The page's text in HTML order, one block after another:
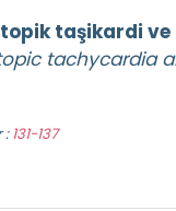
taşikardi ve
tachycardia
:131-137